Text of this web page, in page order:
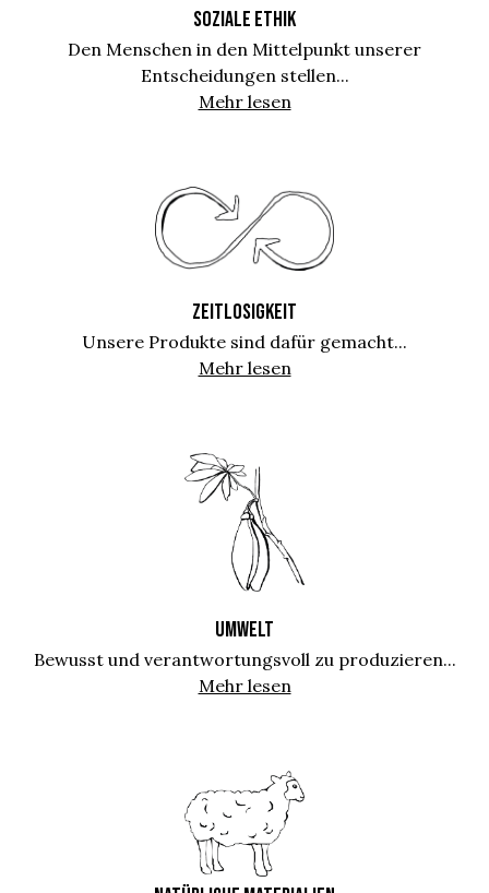
SOZIALE ETHIK
Den Menschen in den Mittelpunkt unserer
Entscheidungen stellen...
Mehr lesen
ZEITLOSIGKEIT
Unsere Produkte sind dafür gemacht...
Mehr lesen
UMWELT
Bewusst und verantwortungsvoll zu produzieren...
Mehr lesen